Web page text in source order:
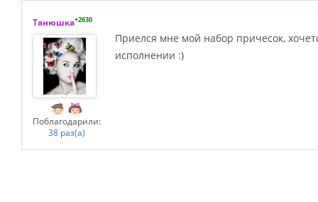
Танюшка+2630
Поблагодарили:
38 раз(а)
Приелся мне мой набор причесок,
исполнении :)